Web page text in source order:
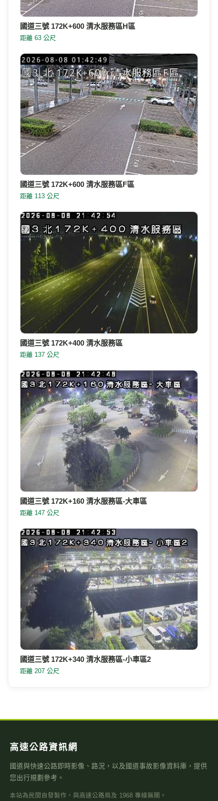
國道三號 172K+600 清水服務區H區
距離 63 公尺
國道三號 172K+600 清水服務區F區
距離 113 公尺
國道三號 172K+400 清水服務區
距離 137 公尺
國道三號 172K+160 清水服務區-大車區
距離 147 公尺
國道三號 172K+340 清水服務區-小車區2
距離 207 公尺
高速公路資訊網
國道與快速公路即時影像、路況，以及國道事故影像資料庫，提供
您出行規劃參考。
本站為民間自發製作，與高速公路局及 1968 專線無關。